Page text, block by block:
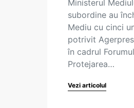
Ministerul
subordine au
Mediu cu cinci
potrivit
în cadrul
Protejarea…
Vezi articolul